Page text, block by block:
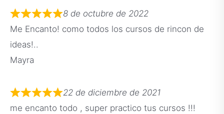
8 de octubre de 2022
Me Encanto! como todos los cursos de rincon de
ideas!..
Mayra
22 de diciembre de 2021
me encanto todo , super practico tus cursos !!!